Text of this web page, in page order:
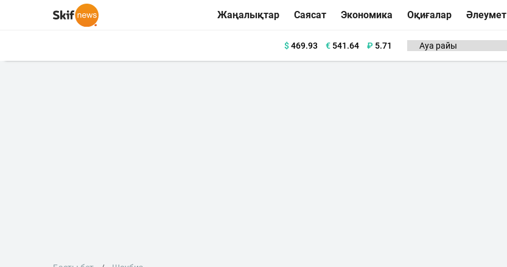
Жаңалықтар Саясат Экономика Оқиғалар Әлеумет
$469.93 €541.64 ₽ 5.71